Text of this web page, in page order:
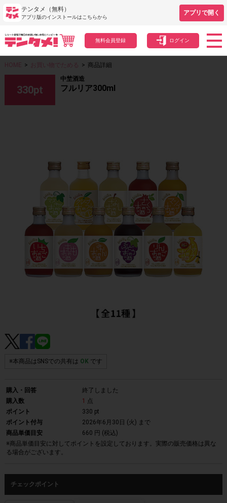
テンタメ（無料）
アプリ版のインストールはこちらから
アプリで開く
無料会員登録 ログイン
HOME > お買い物でためる > 商品詳細
330pt
中埜酒造
フルリア300ml
※本商品はSNSでの共有は OKです
購入・回答
終了しました
購入数
1
点
ポイント
330 pt
ポイント付与
2026年6月30日 (火) まで
商品単価目安
660 円 (税込)
※商品単価目安に対してポイントを設定しております。実際の販売価格は異な
る場合がございます。
チェックポイント